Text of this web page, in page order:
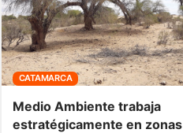
CATAMARCA
Medio Ambiente trabaja
estratégicamente en zonas